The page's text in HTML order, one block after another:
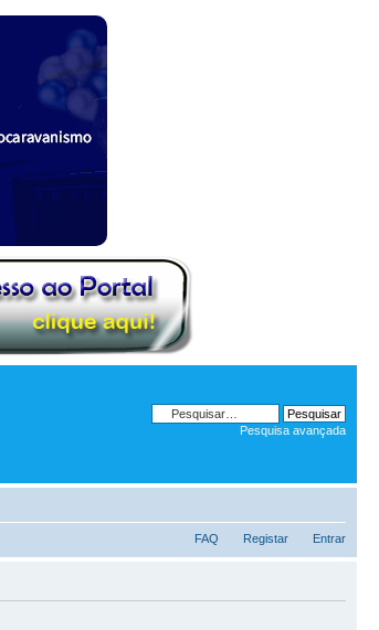
Pesquisa avançada
FAQ Registar Entrar